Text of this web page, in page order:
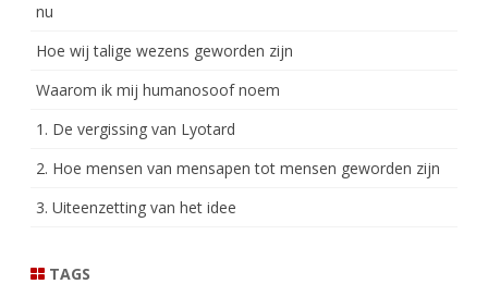
nu
Hoe wij talige wezens geworden zijn
Waarom ik mij humanosoof noem
1. De vergissing van Lyotard
2. Hoe mensen van mensapen tot mensen geworden zijn
3. Uiteenzetting van het idee
TAGS